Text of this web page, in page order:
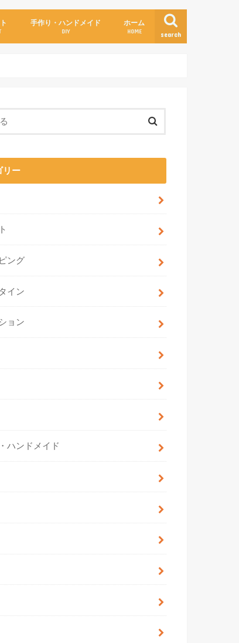
search
手作り・ハンドメイド
DIY
ホーム
HOME
リー
ング
イン
ョン
ハンドメイド